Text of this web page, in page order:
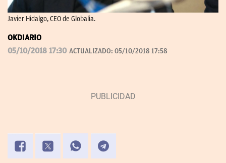
Javier Hidalgo, CEO de Globalia.
OKDIARIO
05/10/2018 17:30 ACTUALIZADO: 05/10/2018 17:58